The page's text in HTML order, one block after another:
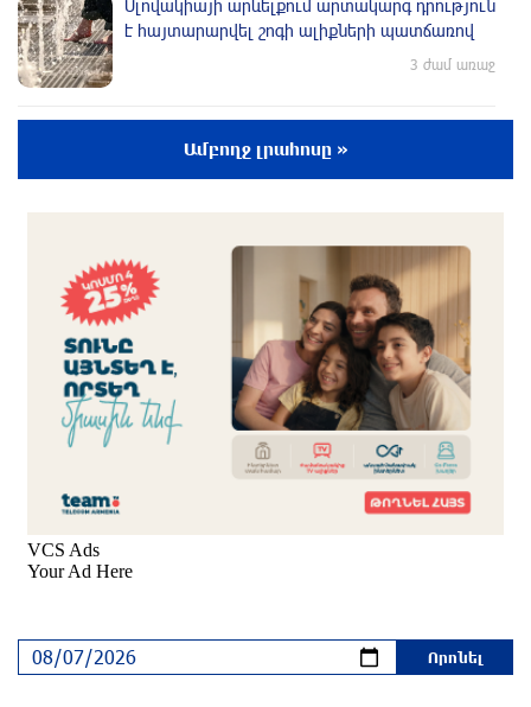
Սլովակիայի արևելքում արտակարգ դրություն
է հայտարարվել շոգի ալիքների պատճառով
3 ժամ առաջ
փոփոխություն տեղի կունենա
Հայաստանի հավաքականի նախկին մարզիչը
կգլխավորի Ղազախստանի հավաքականը
2 ժամ առաջ
ԱԱԾ-ն զեկույց է ներկայացրել
2 ժամ առաջ
ընտրություններում
Թուրքական ապրանքանիշը դադարեցնում է
Ամբողջ լրահոսը »